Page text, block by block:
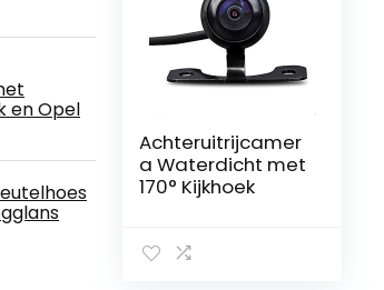
en Opel
Achteruitrijcamer
a Waterdicht met
170° Kijkhoek